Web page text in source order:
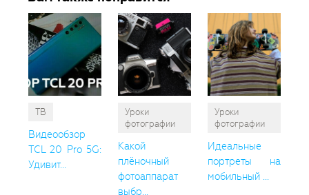
ТВ
Видеообзор
TCL 20 Pro 5G:
Удивит...
Уроки
фотографии
Какой
плёночный
фотоаппарат
выбр...
Уроки
фотографии
Идеальные
портреты на
мобильный ...